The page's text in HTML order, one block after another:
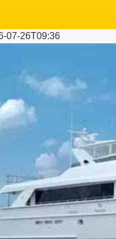
07-26T09:36